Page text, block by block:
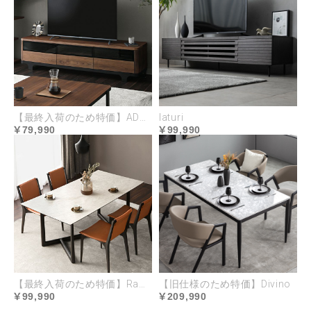
清潔をキープできる
ハーフカバーリング
座面と背面クッションの取り外しができるハーフカ
バーリング。ドライクリーニング可能で清潔な状態
をキープ。替えカバーで新品のような美しさとコー
ディネートをより永く楽しめます。
【最終入荷のため特価】ADORA
79,990
laturi
99,990
【最終入荷のため特価】Ramo
99,990
【旧仕様のため特価】Divino
209,990